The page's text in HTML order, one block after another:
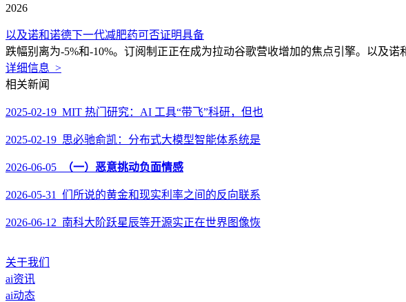
2026
以及诺和诺德下一代减肥药可否证明具备
跌幅别离为-5%和-10%。订阅制正正在成为拉动谷歌营收增加的焦点引擎。以及
详细信息 >
相关新闻
2025-02-19 MIT 热门研究：AI 工具“带飞”科研，但也
2025-02-19 思必驰俞凯：分布式大模型智能体系统是
2026-06-05 （一）恶意挑动负面情感
2026-05-31 们所说的黄金和现实利率之间的反向联系
2026-06-12 南科大阶跃星辰等开源实正在世界图像恢
关于我们
ai资讯
ai动态